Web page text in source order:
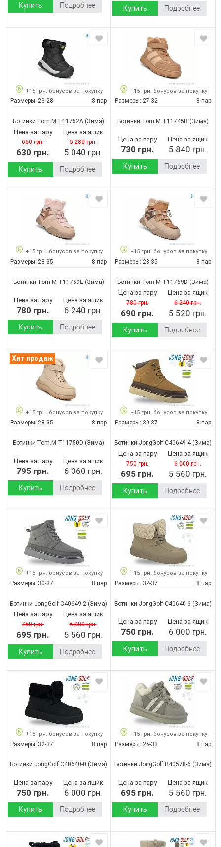
Купить Подробнее Купить Подробнее
+15 грн. бонусов за покупку
Размеры: 23-28 8 пар
Ботинки Tom.M T11752A (Зима)
Цена за пару
660 грн.
630 грн.
Цена за ящик
5 280 грн.
5 040 грн.
Купить Подробнее
+15 грн. бонусов за покупку
Размеры: 27-32 8 пар
Ботинки Tom.M T11745B (Зима)
Цена за пару
730 грн.
Цена за ящик
5 840 грн.
Купить Подробнее
+15 грн. бонусов за покупку
Размеры: 28-35 8 пар
Ботинки Tom.M T11769E(Зима)
Цена за пару
780 грн.
Цена за ящик
6 240 грн.
Купить Подробнее
+15 грн. бонусов за покупку
Размеры: 28-35 8 пар
Ботинки Tom.M T11769D (Зима)
Цена за пару
780 грн.
690 грн.
Цена за ящик
6 240 грн.
5 520 грн.
Купить Подробнее
Хит продаж
+15 грн. бонусов за покупку
Размеры: 28-35 8 пар
Ботинки Tom.M T11750D (Зима)
Цена за пару
795 грн.
Цена за ящик
6 360 грн.
Купить Подробнее
+15 грн. бонусов за покупку
Размеры: 30-37 8 пар
Ботинки JongGolf C40649-4(Зима)
Цена за пару
750 грн.
695 грн.
Цена за ящик
6 000 грн.
5 560 грн.
Купить Подробнее
+15 грн. бонусов за покупку
Размеры: 30-37 8 пар
Ботинки JongGolf C40649-2 (Зима)
Цена за пару
750 грн.
695 грн.
Цена за ящик
6 000 грн.
5 560 грн.
Купить Подробнее
+15 грн. бонусов за покупку
Размеры: 32-37 8 пар
Ботинки JongGolf C40640-6 (Зима)
Цена за пару
750 грн.
Цена за ящик
6 000 грн.
Купить Подробнее
+15 грн. бонусов за покупку
Размеры: 32-37 8 пар
Ботинки JongGolf C40640-0 (Зима)
Цена за пару
750 грн.
Цена за ящик
6 000 грн.
Купить Подробнее
+15 грн. бонусов за покупку
Размеры: 26-33 8 пар
Ботинки JongGolf B40578-6 (Зима)
Цена за пару
695 грн.
Цена за ящик
5 560 грн.
Купить Подробнее